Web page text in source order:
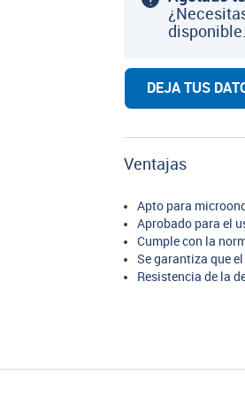
disponible.
DEJA TUS
Ventajas
Apto para
Aprobado para el
Cumple con la
Se garantiza que
Resistencia de la